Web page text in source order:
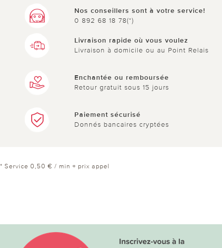
Nos conseillers sont à votre service!
0 892 68 18 78(*)
Livraison rapide où vous voulez
Livraison à domicile ou au Point Relais
Enchantée ou remboursée
Retour gratuit sous 15 jours
Paiement sécurisé
Donnés bancaires cryptées
* Service 0,50 € / min + prix appel